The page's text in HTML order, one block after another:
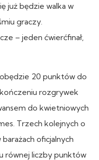
już będzie walka w
graczy.
– jeden ćwierćfinał,
20 punktów do
rozgrywek
do kwietniowych
Trzech kolejnych o
oficjalnych
równej liczby punktów